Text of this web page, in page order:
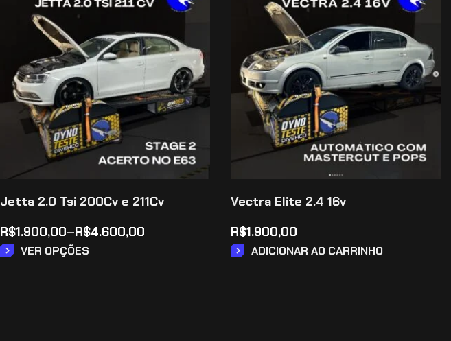
Jetta 2.0 Tsi 200Cv e 211Cv
R$1.900,00–R$4.600,00
VER OPÇÕES
Vectra Elite 2.4 16v
R$1.900,00
ADICIONAR AO CARRINHO